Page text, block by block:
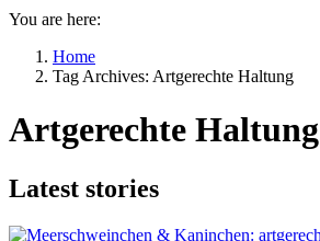
You are here:
Home
Tag Archives: Artgerechte Haltung
Artgerechte Haltung
Latest stories